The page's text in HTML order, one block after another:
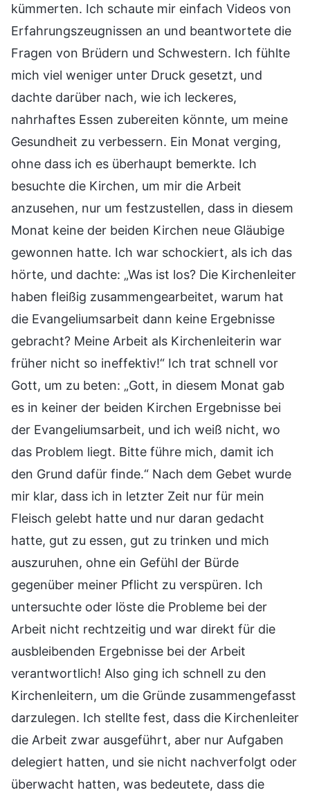
kümmerten. Ich schaute mir einfach Videos von
Erfahrungszeugnissen an und beantwortete die
Fragen von Brüdern und Schwestern. Ich fühlte
mich viel weniger unter Druck gesetzt, und
dachte darüber nach, wie ich leckeres,
nahrhaftes Essen zubereiten könnte, um meine
Gesundheit zu verbessern. Ein Monat verging,
ohne dass ich es überhaupt bemerkte. Ich
besuchte die Kirchen, um mir die Arbeit
anzusehen, nur um festzustellen, dass in diesem
Monat keine der beiden Kirchen neue Gläubige
gewonnen hatte. Ich war schockiert, als ich das
hörte, und dachte: „Was ist los? Die Kirchenleiter
haben fleißig zusammengearbeitet, warum hat
die Evangeliumsarbeit dann keine Ergebnisse
gebracht? Meine Arbeit als Kirchenleiterin war
früher nicht so ineffektiv!“ Ich trat schnell vor
Gott, um zu beten: „Gott, in diesem Monat gab
es in keiner der beiden Kirchen Ergebnisse bei
der Evangeliumsarbeit, und ich weiß nicht, wo
das Problem liegt. Bitte führe mich, damit ich
den Grund dafür finde.“ Nach dem Gebet wurde
mir klar, dass ich in letzter Zeit nur für mein
Fleisch gelebt hatte und nur daran gedacht
hatte, gut zu essen, gut zu trinken und mich
auszuruhen, ohne ein Gefühl der Bürde
gegenüber meiner Pflicht zu verspüren. Ich
untersuchte oder löste die Probleme bei der
Arbeit nicht rechtzeitig und war direkt für die
ausbleibenden Ergebnisse bei der Arbeit
verantwortlich! Also ging ich schnell zu den
Kirchenleitern, um die Gründe zusammengefasst
darzulegen. Ich stellte fest, dass die Kirchenleiter
die Arbeit zwar ausgeführt, aber nur Aufgaben
delegiert hatten, und sie nicht nachverfolgt oder
überwacht hatten, was bedeutete, dass die